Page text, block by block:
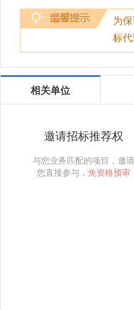
为
标代
相关单位
邀请招标推荐权
与您业务匹配的项目，邀请
您直接参与， 免资格预审